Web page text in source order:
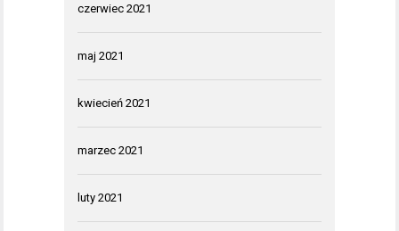
czerwiec 2021
maj 2021
kwiecień 2021
marzec 2021
luty 2021